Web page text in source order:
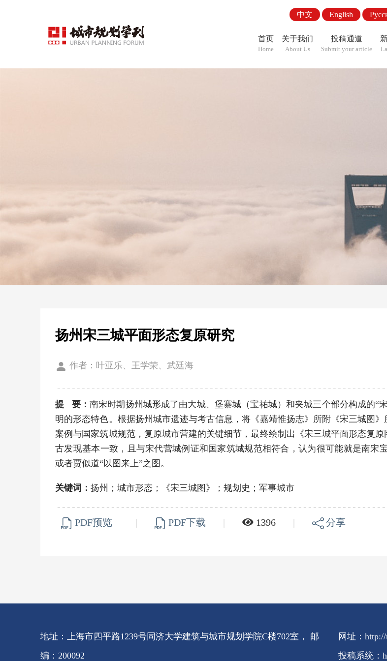
中文 English
首页
Home
关于我们
About Us
投稿通道
Submit your article
扬州宋三城平面形态复原研究
作者：叶亚乐、王学荣、武廷海
提 要：南宋时期扬州城形成了由大城、堡寨城（宝祐城）和夹城三个部分构成的“
明的形态特色。根据扬州城市遗迹与考古信息，将《嘉靖惟扬志》所附《宋三城图
案例与国家筑城规范，复原城市营建的关键细节，最终绘制出《宋三城平面形态复
古发现基本一致，且与宋代营城例证和国家筑城规范相符合，认为很可能就是南宋
或者贾似道“以图来上”之图。
关键词：扬州；城市形态；《宋三城图》；规划史；军事城市
PDF预览 | PDF下载 | 1396 | 分享
地址：上海市四平路1239号同济大学建筑与城市规划学院C楼702室， 邮
编：200092
网址：
投稿系统：